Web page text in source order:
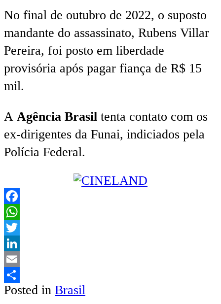
No final de outubro de 2022, o suposto
mandante do assassinato, Rubens Villar
Pereira, foi posto em liberdade
provisória após pagar fiança de R$ 15
mil.
A Agência Brasil tenta contato com os
ex-dirigentes da Funai, indiciados pela
Polícia Federal.
Facebook
WhatsApp
Twitter
LinkedIn
Email
Share
Posted in Brasil